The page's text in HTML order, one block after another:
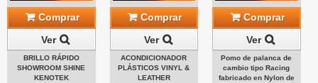
Comprar
Ver
BRILLO RÁPIDO
SHOWROOM SHINE
KENOTEK
Comprar
Ver
ACONDICIONADOR
PLÁSTICOS VINYL &
LEATHER
Comprar
Ver
Pomo de palanca de
cambio tipo Racing
fabricado en Nylon de